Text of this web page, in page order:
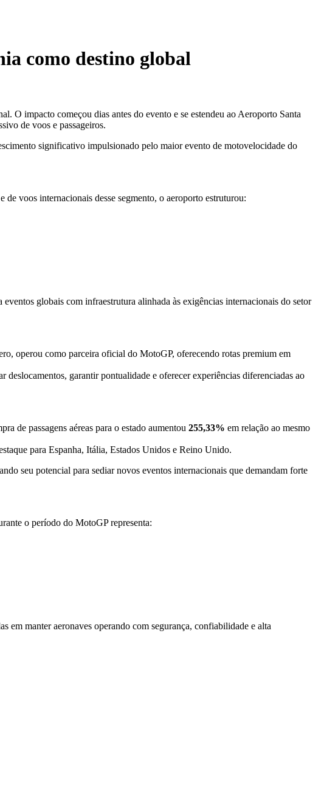
como destino global
O impacto começou dias antes do evento e se estendeu ao Aeroporto Santa
de voos e passageiros.
significativo impulsionado pelo maior evento de motovelocidade do
voos internacionais desse segmento, o aeroporto estruturou:
globais com infraestrutura alinhada às exigências internacionais do setor
operou como parceira oficial do MotoGP, oferecendo rotas premium em
garantir pontualidade e oferecer experiências diferenciadas ao
de passagens aéreas para o estado aumentou 255,33% em relação ao mesmo
para Espanha, Itália, Estados Unidos e Reino Unido.
seu potencial para sediar novos eventos internacionais que demandam forte
o período do MotoGP representa:
em manter aeronaves operando com segurança, confiabilidade e alta